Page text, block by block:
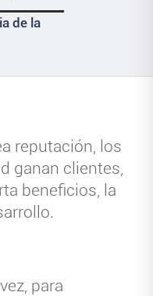
de la
reputación, los
ganan clientes,
beneficios, la
para